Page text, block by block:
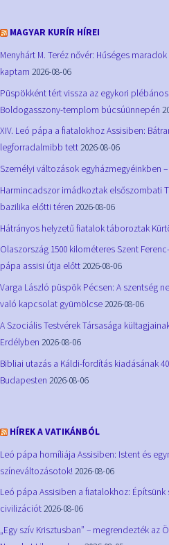
MAGYAR KURÍR HÍREI
Menyhárt M. Teréz nővér: Hűséges
kaptam 2026-08-06
Püspökként tért vissza az egykori
Boldogasszony-templom búcsúünnepén
XIV. Leó pápa a fiatalokhoz Assisiben:
legforradalmibb tett2026-08-06
Személyi változások egyházmegyéinkben –
Harmincadszor imádkoztak elsőszombati
bazilika előtti téren 2026-08-06
Hátrányos helyzetű fiatalok táboroztak
Olaszország 1500 kilométeres Szent
pápa assisi útja előtt2026-08-06
Varga László püspök Pécsen: A szentség
való kapcsolat gyümölcse2026-08-06
A Szociális Testvérek Társasága
Erdélyben 2026-08-06
Bibliai utazás a Káldi-fordítás kiadásának
Budapesten 2026-08-06
HÍREK A VATIKÁNBÓL
Leó pápa homíliája Assisiben: Istent és
színeváltozásotok!2026-08-06
Leó pápa Assisiben a fiatalokhoz:
civilizációt2026-08-06
„Egy szív Krisztusban” – megrendezték az